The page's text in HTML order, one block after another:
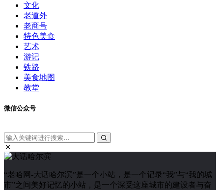
文化
老道外
老商号
特色美食
艺术
游记
铁路
美食地图
教堂
微信公众号
“老哈网-大话哈尔滨”是一个小站，是一个记录“我”与“我的城
市”之间美好记忆的小站，是一个深受这座城市的建设者与奋